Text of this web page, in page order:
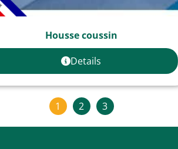
Housse coussin
Details
1 2 3